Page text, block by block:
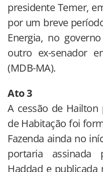
presidente Temer,
por um breve
Energia, no
outro ex-senador
(MDB-MA).
Ato 3
A cessão de
de Habitação foi
Fazenda ainda no
portaria assinada
Haddad e